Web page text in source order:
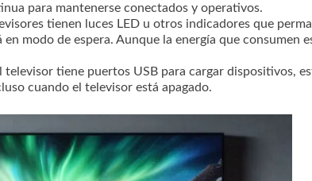
para mantenerse conectados y operativos.
tienen luces LED u otros indicadores que
modo de espera. Aunque la energía que consumen
televisor tiene puertos USB para cargar dispositivos,
cuando el televisor está apagado.